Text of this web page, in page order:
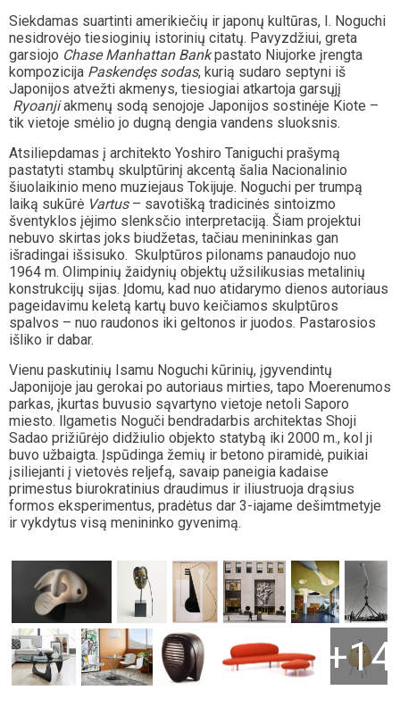
Siekdamas suartinti amerikiečių ir japonų kultūras, I. Noguchi
nesidrovėjo tiesioginių istorinių citatų. Pavyzdžiui, greta
garsiojo Chase Manhattan Bankpastato Niujorke įrengta
kompozicija Paskendęs sodas, kurią sudaro septyni iš
Japonijos atvežti akmenys, tiesiogiai atkartoja garsųjį
Ryoanjiakmenų sodą senojoje Japonijos sostinėje Kiote –
tik vietoje smėlio jo dugną dengia vandens sluoksnis.
Atsiliepdamas į architekto Yoshiro Taniguchi prašymą
pastatyti stambų skulptūrinį akcentą šalia Nacionalinio
šiuolaikinio meno muziejaus Tokijuje. Noguchi per trumpą
laiką sukūrė Vartus – savotišką tradicinės sintoizmo
šventyklos įėjimo slenksčio interpretaciją. Šiam projektui
nebuvo skirtas joks biudžetas, tačiau menininkas gan
išradingai išsisuko. Skulptūros pilonams panaudojo nuo
1964 m. Olimpinių žaidynių objektų užsilikusias metalinių
konstrukcijų sijas. Įdomu, kad nuo atidarymo dienos autoriaus
pageidavimu keletą kartų buvo keičiamos skulptūros
spalvos – nuo raudonos iki geltonos ir juodos. Pastarosios
išliko ir dabar.
Vienu paskutinių Isamu Noguchi kūrinių, įgyvendintų
Japonijoje jau gerokai po autoriaus mirties, tapo Moerenumos
parkas, įkurtas buvusio sąvartyno vietoje netoli Saporo
miesto. llgametis Noguči bendradarbis architektas Shoji
Sadao prižiūrėjo didžiulio objekto statybą iki 2000 m., kol ji
buvo užbaigta. Įspūdinga žemių ir betono piramidė, puikiai
įsiliejanti į vietovės reljefą, savaip paneigia kadaise
primestus biurokratinius draudimus ir iliustruoja drąsius
formos eksperimentus, pradėtus dar 3-iajame dešimtmetyje
ir vykdytus visą menininko gyvenimą.
+14